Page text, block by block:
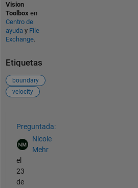
Vision
Toolboxen
Centro de
ayuday File
Exchange.
Etiquetas
boundary
velocity
Preguntada:
Nicole
Mehr
el
23
de